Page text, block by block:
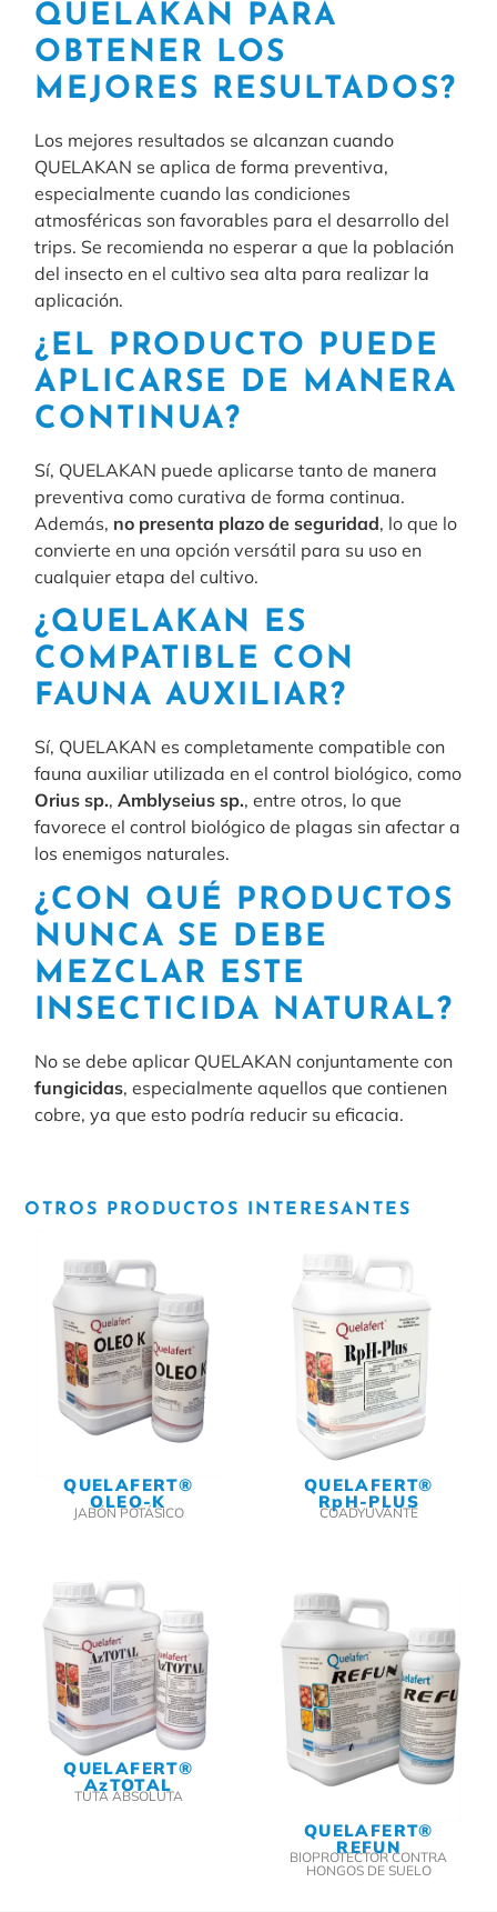
QUELAKAN PARA
OBTENER LOS
MEJORES RESULTADOS?
Los mejores resultados se alcanzan cuando
QUELAKAN se aplica de forma preventiva,
especialmente cuando las condiciones
atmosféricas son favorables para el desarrollo del
trips. Se recomienda no esperar a que la población
del insecto en el cultivo sea alta para realizar la
aplicación.
¿EL PRODUCTO PUEDE
APLICARSE DE MANERA
CONTINUA?
Sí, QUELAKAN puede aplicarse tanto de manera
preventiva como curativa de forma continua.
Además, no presenta plazo de seguridad, lo que lo
convierte en una opción versátil para su uso en
cualquier etapa del cultivo.
¿QUELAKAN ES
COMPATIBLE CON
FAUNA AUXILIAR?
Sí, QUELAKAN es completamente compatible con
fauna auxiliar utilizada en el control biológico, como
Orius sp.,Amblyseius sp., entre otros, lo que
favorece el control biológico de plagas sin afectar a
los enemigos naturales.
¿CON QUÉ PRODUCTOS
NUNCA SE DEBE
MEZCLAR ESTE
INSECTICIDA NATURAL?
No se debe aplicar QUELAKAN conjuntamente con
fungicidas, especialmente aquellos que contienen
cobre, ya que esto podría reducir su eficacia.
OTROS PRODUCTOS INTERESANTES
QUELAFERT®
OLEO-K
JABÓN POTÁSICO
QUELAFERT®
RpH-PLUS
COADYUVANTE
QUELAFERT®
AzTOTAL
TUTA ABSOLUTA
QUELAFERT®
REFUN
BIOPROTECTOR CONTRA
HONGOS DE SUELO